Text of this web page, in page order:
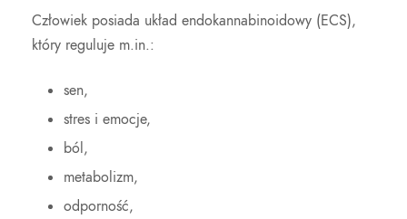
Człowiek posiada układ endokannabinoidowy (ECS),
który reguluje m.in.:
sen,
stres i emocje,
ból,
metabolizm,
odporność,